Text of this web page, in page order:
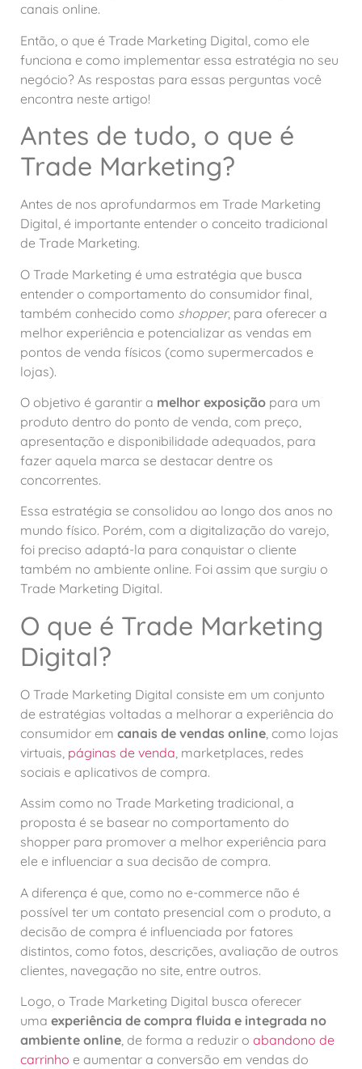
canais online.
Então, o que é Trade Marketing Digital, como ele
funciona e como implementar essa estratégia no seu
negócio? As respostas para essas perguntas você
encontra neste artigo!
Antes de tudo, o que é
Trade Marketing?
Antes de nos aprofundarmos em Trade Marketing
Digital, é importante entender o conceito tradicional
de Trade Marketing.
O Trade Marketing é uma estratégia que busca
entender o comportamento do consumidor final,
também conhecido como shopper, para oferecer a
melhor experiência e potencializar as vendas em
pontos de venda físicos (como supermercados e
lojas).
O objetivo é garantir a melhor exposição para um
produto dentro do ponto de venda, com preço,
apresentação e disponibilidade adequados, para
fazer aquela marca se destacar dentre os
concorrentes.
Essa estratégia se consolidou ao longo dos anos no
mundo físico. Porém, com a digitalização do varejo,
foi preciso adaptá-la para conquistar o cliente
também no ambiente online. Foi assim que surgiu o
Trade Marketing Digital.
O que é Trade Marketing
Digital?
O Trade Marketing Digital consiste em um conjunto
de estratégias voltadas a melhorar a experiência do
consumidor em canais de vendas online , como lojas
virtuais, páginas de venda , marketplaces, redes
sociais e aplicativos de compra.
Assim como no Trade Marketing tradicional, a
proposta é se basear no comportamento do
shopper para promover a melhor experiência para
ele e influenciar a sua decisão de compra.
A diferença é que, como no e-commerce não é
possível ter um contato presencial com o produto, a
decisão de compra é influenciada por fatores
distintos, como fotos, descrições, avaliação de outros
clientes, navegação no site, entre outros.
Logo, o Trade Marketing Digital busca oferecer
uma experiência de compra fluida e integrada no
ambiente online , de forma a reduzir o abandono de
carrinho e aumentar a conversão em vendas do